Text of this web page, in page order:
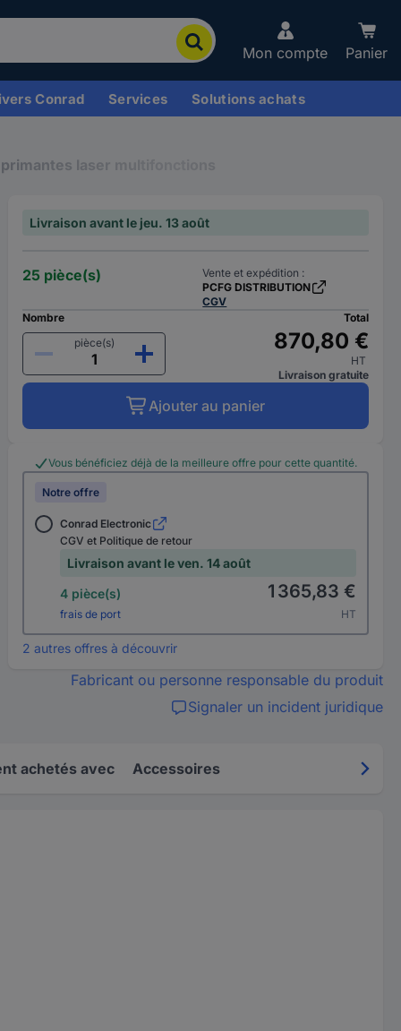
Mon compte Panier
Conrad Services Solutions achats
laser multifonctions
Livraison avant le jeu. 13 août
25 pièce(s)
Vente et expédition :
PCFG DISTRIBUTION
CGV
Nombre
pièce(s)
Total
870,80 €
HT
Livraison gratuite
Ajouter au panier
Vous bénéficiez déjà de la meilleure offre pour cette quantité.
Notre offre
Conrad Electronic
CGV et Politique de retour
Livraison avant le ven. 14 août
4 pièce(s)
frais de port
1 365,83 €
HT
2 autres offres à découvrir
Fabricant ou personne responsable du produit
Signaler un incident juridique
achetés avec Accessoires